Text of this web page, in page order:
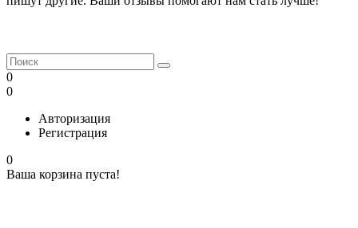
0
0
Авторизация
Регистрация
0
Ваша корзина пуста!